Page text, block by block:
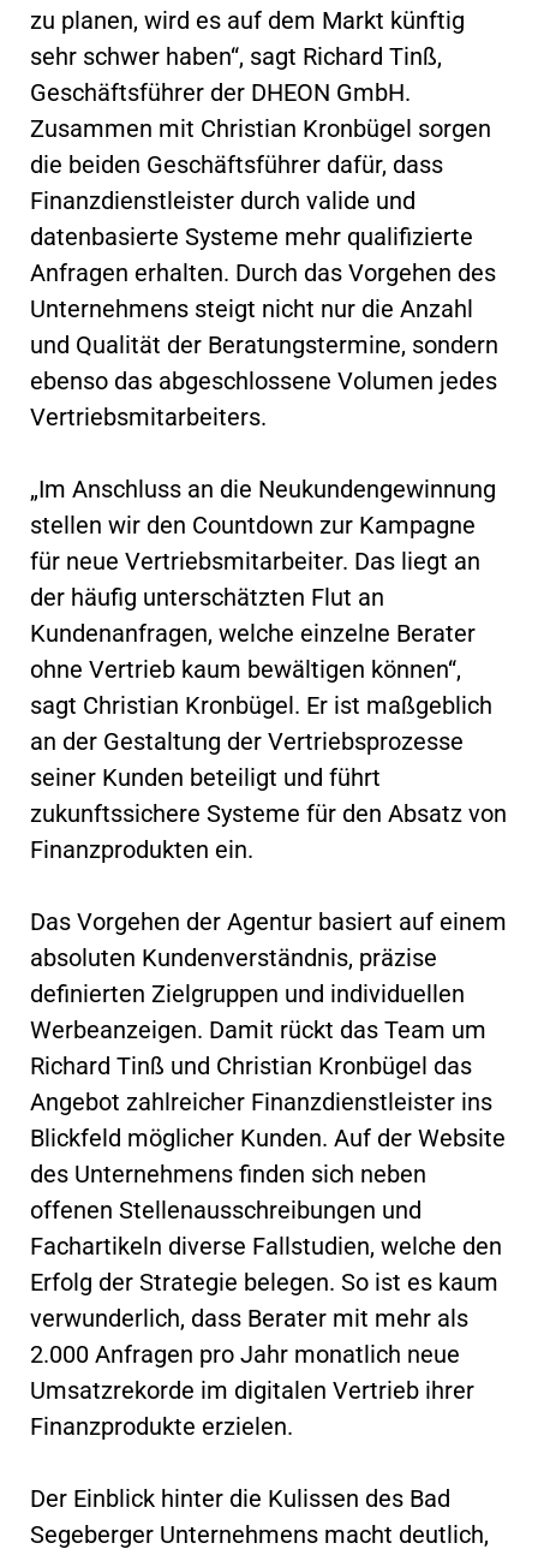
zu planen, wird es auf dem Markt künftig
sehr schwer haben“, sagt Richard Tinß,
Geschäftsführer der DHEON GmbH.
Zusammen mit Christian Kronbügel sorgen
die beiden Geschäftsführer dafür, dass
Finanzdienstleister durch valide und
datenbasierte Systeme mehr qualifizierte
Anfragen erhalten. Durch das Vorgehen des
Unternehmens steigt nicht nur die Anzahl
und Qualität der Beratungstermine, sondern
ebenso das abgeschlossene Volumen jedes
Vertriebsmitarbeiters.
„Im Anschluss an die Neukundengewinnung
stellen wir den Countdown zur Kampagne
für neue Vertriebsmitarbeiter. Das liegt an
der häufig unterschätzten Flut an
Kundenanfragen, welche einzelne Berater
ohne Vertrieb kaum bewältigen können“,
sagt Christian Kronbügel. Er ist maßgeblich
an der Gestaltung der Vertriebsprozesse
seiner Kunden beteiligt und führt
zukunftssichere Systeme für den Absatz von
Finanzprodukten ein.
Das Vorgehen der Agentur basiert auf einem
absoluten Kundenverständnis, präzise
definierten Zielgruppen und individuellen
Werbeanzeigen. Damit rückt das Team um
Richard Tinß und Christian Kronbügel das
Angebot zahlreicher Finanzdienstleister ins
Blickfeld möglicher Kunden. Auf der Website
des Unternehmens finden sich neben
offenen Stellenausschreibungen und
Fachartikeln diverse Fallstudien, welche den
Erfolg der Strategie belegen. So ist es kaum
verwunderlich, dass Berater mit mehr als
2.000 Anfragen pro Jahr monatlich neue
Umsatzrekorde im digitalen Vertrieb ihrer
Finanzprodukte erzielen.
Der Einblick hinter die Kulissen des Bad
Segeberger Unternehmens macht deutlich,